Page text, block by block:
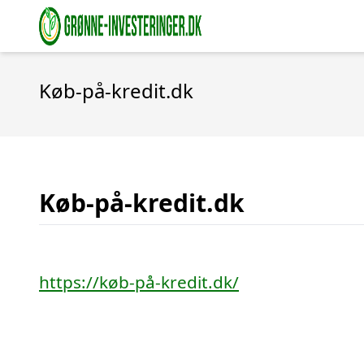
Køb-på-kredit.dk
Køb-på-kredit.dk
https://køb-på-kredit.dk/